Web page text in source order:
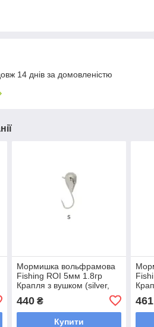
14 днів за домовленістю
Мормишка вольфрамова
Fishing ROI 5мм 1.8гр
Крапля з вушком (silver,
серебряный) (10 шт) (400-
11-05-S)
440₴
Купити
05)
461